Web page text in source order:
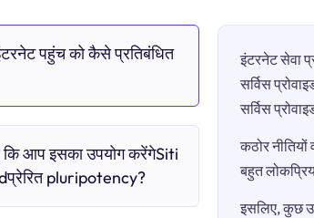
पहुंच को कैसे प्रतिबंधित
आप इसका उपयोग करेंगेSiti
pluripotency?
इंटरनेट सेवा
सर्विस
सर्विस
कठोर
बहुत
इसलिए, कुछ